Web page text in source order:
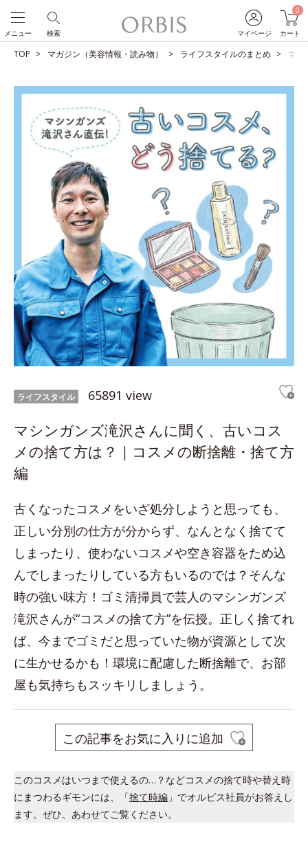
マイページ
0
カート
検索
メニュー
TOP マガジン（美容情報・読み物） ライフスタイルのまとめ マシ
ライフスタイル 65891 view
マシンガンズ滝沢さんに聞く、古いコス
メの捨て方は？｜コスメの断捨離・捨て方
編
古くなったコスメをいざ処分しようと思っても、
正しい分別の仕方が分からず、なんとなく捨てて
しまったり、使わないコスメや空き容器をため込
んでしまったりしている方もいるのでは？そんな
時の強い味方！ゴミ清掃員で芸人のマシンガンズ
滝沢さんが“コスメの捨て方”を伝授。正しく捨てれ
ば、今までゴミだと思っていた物が資源として次
に生かせるかも！環境に配慮した断捨離で、お部
屋も気持ちもスッキリしましょう。
この記事をお気に入りに追加
このコスメはいつまで使えるの…？などコスメの捨て時や替え時
にまつわるギモンには、「捨て時編 」でオルビス社員がお答えし
ます。ぜひ、あわせてご覧ください。